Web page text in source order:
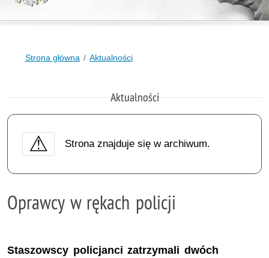
Strona główna Aktualności
Aktualności
Strona znajduje się w archiwum.
Oprawcy w rękach policji
Staszowscy policjanci zatrzymali dwóch